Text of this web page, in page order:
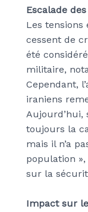
Escalade
Les tensions
cessent de
été
militaire,
Cependant,
iraniens
Aujourd’hui,
toujours la
mais il n’a
population
sur la
Impact sur